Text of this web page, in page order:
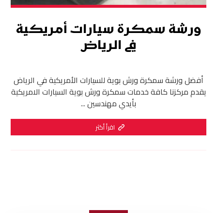
ورشة سمكرة سيارات أمريكية
في الرياض
أفضل ورشة سمكرة ورش بوية للسيارات الأمريكية في الرياض
يقدم مركزنا كافة خدمات سمكرة ورش بوية السيارات الامريكية
بأيدي مهندسين ...
اقرأ أكثر